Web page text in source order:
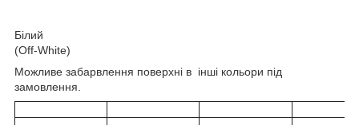
Білий
(Off-White)
Можливе забарвлення поверхні в інші кольори під
замовлення.